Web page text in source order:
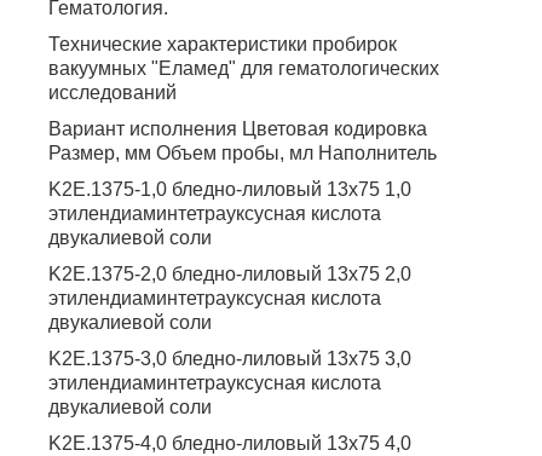
Гематология.
Технические характеристики пробирок
вакуумных "Еламед" для гематологических
исследований
Вариант исполнения Цветовая кодировка
Размер, мм Объем пробы, мл Наполнитель
K2E.1375-1,0 бледно-лиловый 13х75 1,0
этилендиаминтетрауксусная кислота
двукалиевой соли
K2E.1375-2,0 бледно-лиловый 13х75 2,0
этилендиаминтетрауксусная кислота
двукалиевой соли
K2E.1375-3,0 бледно-лиловый 13х75 3,0
этилендиаминтетрауксусная кислота
двукалиевой соли
K2E.1375-4,0 бледно-лиловый 13х75 4,0